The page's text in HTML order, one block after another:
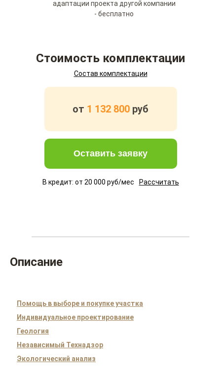
адаптации проекта другой компании
- бесплатно
Стоимость комплектации
Состав комплектации
от 1 132 800 руб
Оставить заявку
В кредит: от 20 000 руб/мес Рассчитать
Описание
Помощь в выборе и покупке участка
Индивидуальное проектирование
Геология
Независимый Технадзор
Экологический анализ